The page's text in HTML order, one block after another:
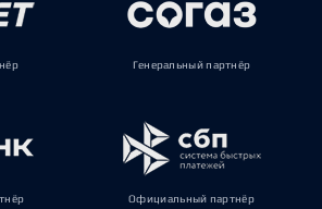
Генеральный партнёр
Официальный партнёр